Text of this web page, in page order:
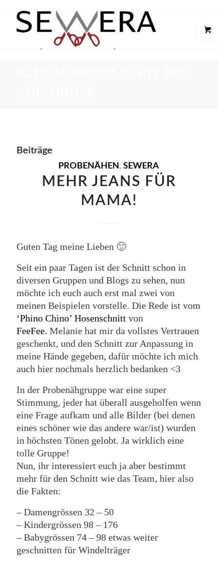
Beiträge
PROBENÄHEN ,SEWERA
MEHR JEANS FÜR
MAMA!
Guten Tag meine Lieben 🙂
Seit ein paar Tagen ist der Schnitt schon in
diversen Gruppen und Blogs zu sehen, nun
möchte ich euch auch erst mal zwei von
meinen Beispielen vorstelle. Die Rede ist vom
‘Phino Chino’ Hosenschnittvon
FeeFee. Melanie hat mir da vollstes Vertrauen
geschenkt, und den Schnitt zur Anpassung in
meine Hände gegeben, dafür möchte ich mich
auch hier nochmals herzlich bedanken <3
In der Probenähgruppe war eine super
Stimmung, jeder hat überall ausgeholfen wenn
eine Frage aufkam und alle Bilder (bei denen
eines schöner wie das andere war/ist) wurden
in höchsten Tönen gelobt. Ja wirklich eine
tolle Gruppe!
Nun, ihr interessiert euch ja aber bestimmt
mehr für den Schnitt wie das Team, hier also
die Fakten:
– Damengrössen 32 – 50
– Kindergrössen 98 – 176
– Babygrössen 74 – 98 etwas weiter
geschnitten für Windelträger